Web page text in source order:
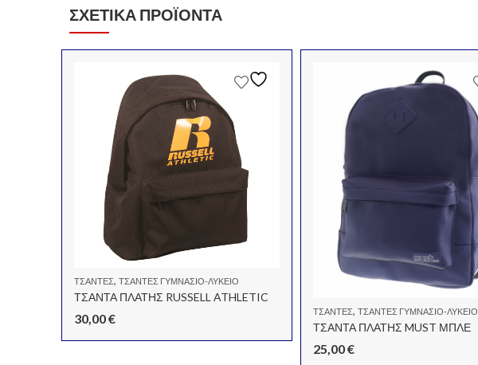
54,00 €.
είναι:
ΣΧΕΤΙΚΆ ΠΡΟΪΌΝΤΑ
ΤΣΆΝΤΕΣ, ΤΣΑΝΤΕΣ ΓΥΜΝΑΣΙΟ-ΛΥΚΕΙΟ
ΤΣΑΝΤΑ ΠΛΑΤΗΣ RUSSELL ATHLETIC
30,00€ ΤΣΆΝΤΕΣ, ΤΣΑΝΤΕΣ ΓΥΜΝΑΣΙΟ-ΛΥΚΕΙΟ
ΤΣΑΝΤΑ ΠΛΑΤΗΣ MUST ΜΠΛΕ
25,00€